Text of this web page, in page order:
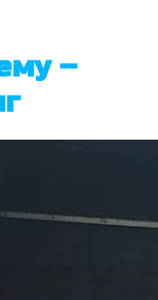
–